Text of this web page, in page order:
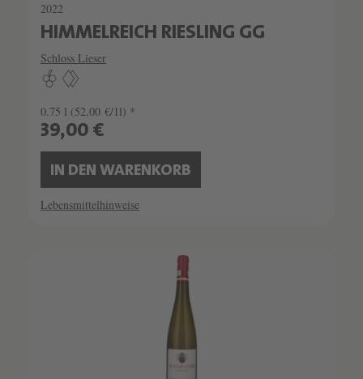
2022
HIMMELREICH RIESLING GG
Schloss Lieser
0.75 l (52,00 €/1l) *
39,00 €
IN DEN WARENKORB
Lebensmittelhinweise